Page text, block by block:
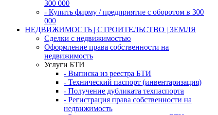
300 000
- Купить фирму / предприятие с оборотом в 300
000
НЕДВИЖИМОСТЬ | СТРОИТЕЛЬСТВО | ЗЕМЛЯ
Сделки с недвижимостью
Оформление права собственности на
недвижимость
Услуги БТИ
- Выписка из реестра БТИ
- Технический паспорт (инвентаризация)
- Получение дубликата техпаспорта
- Регистрация права собственности на
недвижимость